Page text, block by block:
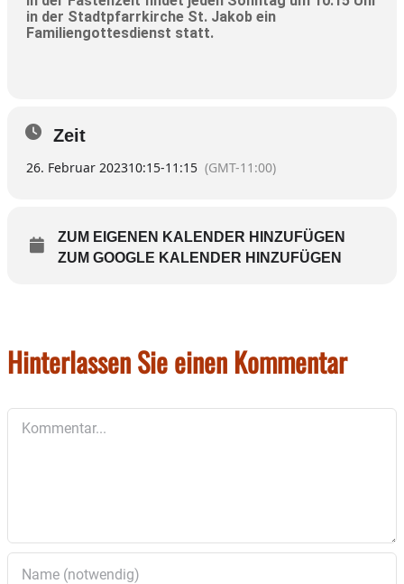
in der Stadtpfarrkirche St. Jakob ein
Familiengottesdienst statt.
Zeit
26. Februar 202310:15-11:15 (GMT-11:00)
ZUM EIGENEN KALENDER HINZUFÜGEN
ZUM GOOGLE KALENDER HINZUFÜGEN
Hinterlassen Sie einen Kommentar